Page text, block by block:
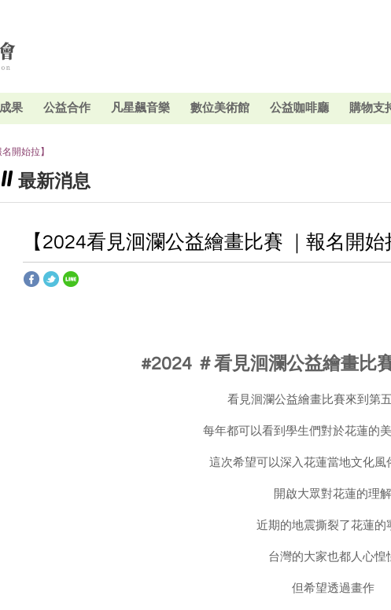
果 公益合作 凡星飆音樂 數位美術館 公益咖啡廳 購物支
開始拉】
最新消息
【2024看見洄瀾公益繪畫比賽 ｜報名開始
#2024 ＃看見洄瀾公益繪畫比
看見洄瀾公益繪畫比賽來到第
每年都可以看到學生們對於花蓮的
這次希望可以深入花蓮當地文化風
開啟大眾對花蓮的理解
近期的地震撕裂了花蓮的
台灣的大家也都人心惶
但希望透過畫作